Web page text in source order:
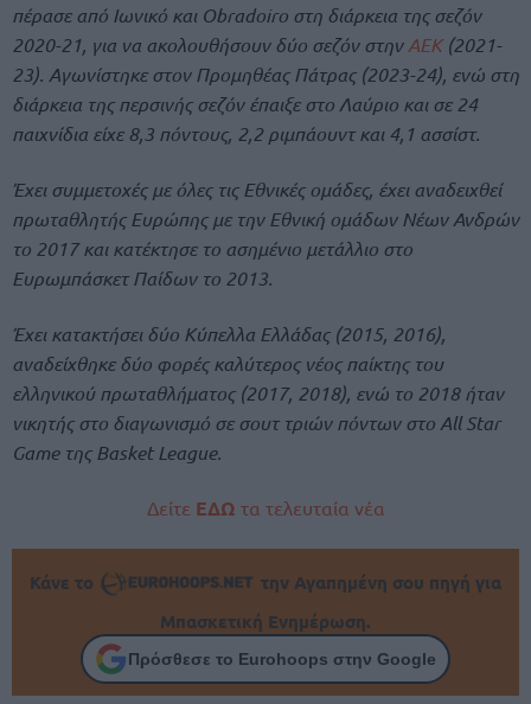
πέρασε από Ιωνικό και Obradoiro στη διάρκεια της σεζόν
2020-21, για να ακολουθήσουν δύο σεζόν στηνΑΕΚ(2021-
23). Αγωνίστηκε στον Προμηθέας Πάτρας (2023-24), ενώ στη
διάρκεια της περσινής σεζόν έπαιξε στο Λαύριο και σε 24
παιχνίδια είχε 8,3 πόντους, 2,2 ριμπάουντ και 4,1 ασσίστ.
Έχει συμμετοχές με όλες τις Εθνικές ομάδες, έχει αναδειχθεί
πρωταθλητής Ευρώπης με την Εθνική ομάδων Νέων Ανδρών
το 2017 και κατέκτησε το ασημένιο μετάλλιο στο
Ευρωμπάσκετ Παίδων το 2013.
Έχει κατακτήσει δύο Κύπελλα Ελλάδας (2015, 2016),
αναδείχθηκε δύο φορές καλύτερος νέος παίκτης του
ελληνικού πρωταθλήματος (2017, 2018), ενώ το 2018 ήταν
νικητής στο διαγωνισμό σε σουτ τριών πόντων στο All Star
Game της Βasket League.
Δείτε ΕΔΩ τα τελευταία νέα
Κάνε το
την Αγαπημένη σου πηγή για
Μπασκετική Ενημέρωση.
Πρόσθεσε το Eurohoops στην Google